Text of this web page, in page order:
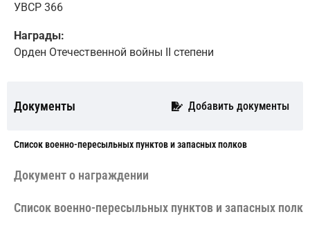
УВСР 366
Награды:
Орден Отечественной войны II степени
Документы Добавить документы
Cписок военно-пересыльных пунктов и запасных полков
Документ о награждении
Cписок военно-пересыльных пунктов и запасных